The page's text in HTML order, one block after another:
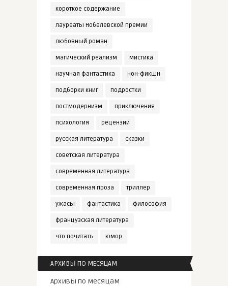
короткое содержание
лауреаты Нобелевской премии
любовный роман
магический реализм мистика
научная фантастика нон-фикшн
подборки книг подростки
постмодернизм приключения
психология рецензии
русская литература сказки
советская литература
современная литература
современная проза триллер
ужасы фантастика философия
французская литература
что почитать юмор
АРХИВЫ ПО МЕСЯЦАМ
Архивы по месяцам